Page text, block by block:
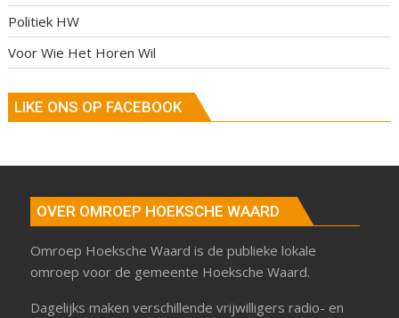
Politiek HW
Voor Wie Het Horen Wil
LIKE ONS OP FACEBOOK
OVER OMROEP HOEKSCHE WAARD
Omroep Hoeksche Waard is de publieke lokale
omroep voor de gemeente Hoeksche Waard.
Dagelijks maken verschillende vrijwilligers radio- en